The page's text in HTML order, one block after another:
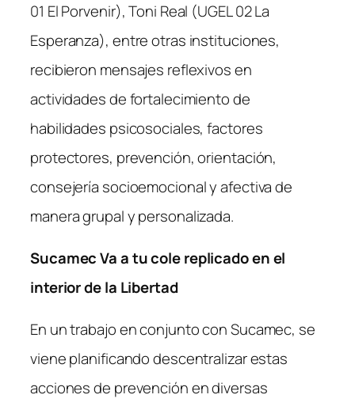
01 El Porvenir), Toni Real (UGEL 02 La
Esperanza), entre otras instituciones,
recibieron mensajes reflexivos en
actividades de fortalecimiento de
habilidades psicosociales, factores
protectores, prevención, orientación,
consejería socioemocional y afectiva de
manera grupal y personalizada.
Sucamec Va a tu cole replicado en el
interior de la Libertad
En un trabajo en conjunto con Sucamec, se
viene planificando descentralizar estas
acciones de prevención en diversas